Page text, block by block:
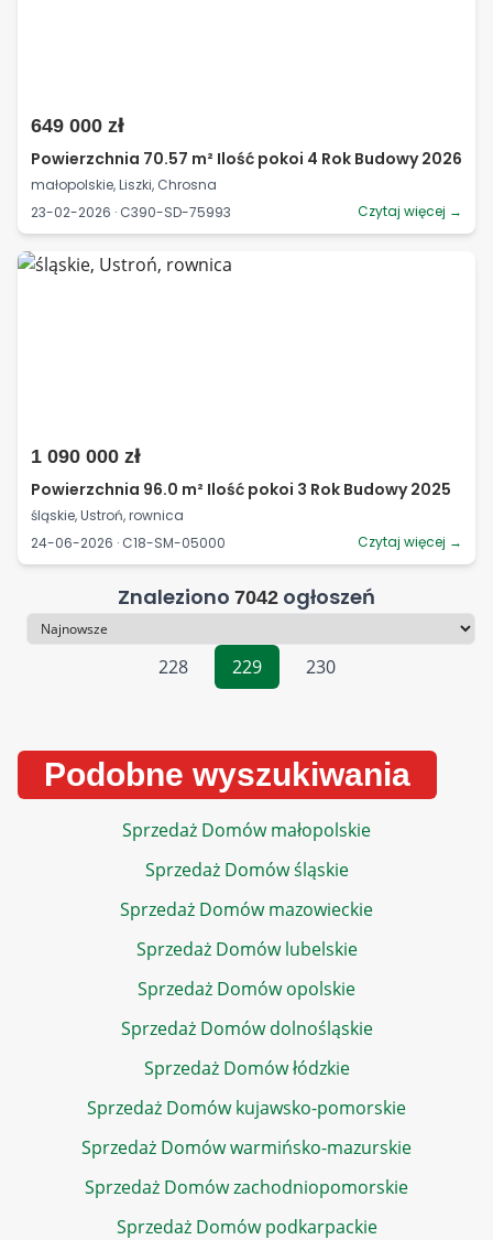
649 000 zł
Powierzchnia 70.57 m² Ilość pokoi 4 Rok Budowy 2026
małopolskie, Liszki, Chrosna
23-02-2026 · C390-SD-75993
Czytaj więcej →
1 090 000 zł
Powierzchnia 96.0 m² Ilość pokoi 3 Rok Budowy 2025
śląskie, Ustroń, rownica
24-06-2026 · C18-SM-05000
Czytaj więcej →
Znaleziono 7042 ogłoszeń
Sortowanie
228
229 230
Podobne wyszukiwania
Sprzedaż Domów małopolskie
Sprzedaż Domów śląskie
Sprzedaż Domów mazowieckie
Sprzedaż Domów lubelskie
Sprzedaż Domów opolskie
Sprzedaż Domów dolnośląskie
Sprzedaż Domów łódzkie
Sprzedaż Domów kujawsko-pomorskie
Sprzedaż Domów warmińsko-mazurskie
Sprzedaż Domów zachodniopomorskie
Sprzedaż Domów podkarpackie